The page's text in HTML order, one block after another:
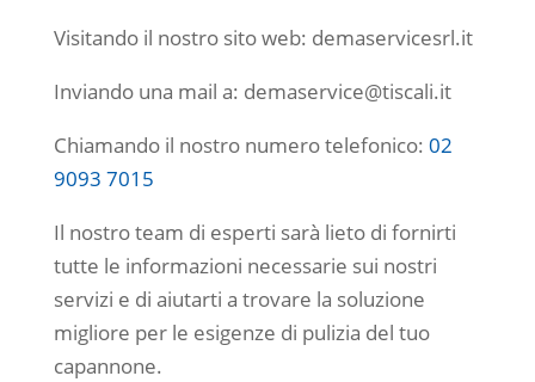
Visitando il nostro sito web: demaservicesrl.it
Inviando una mail a: demaservice@tiscali.it
Chiamando il nostro numero telefonico: 02
9093 7015
Il nostro team di esperti sarà lieto di fornirti
tutte le informazioni necessarie sui nostri
servizi e di aiutarti a trovare la soluzione
migliore per le esigenze di pulizia del tuo
capannone.